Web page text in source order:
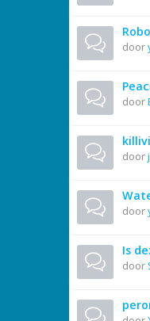
door
door
door
door
Is
door